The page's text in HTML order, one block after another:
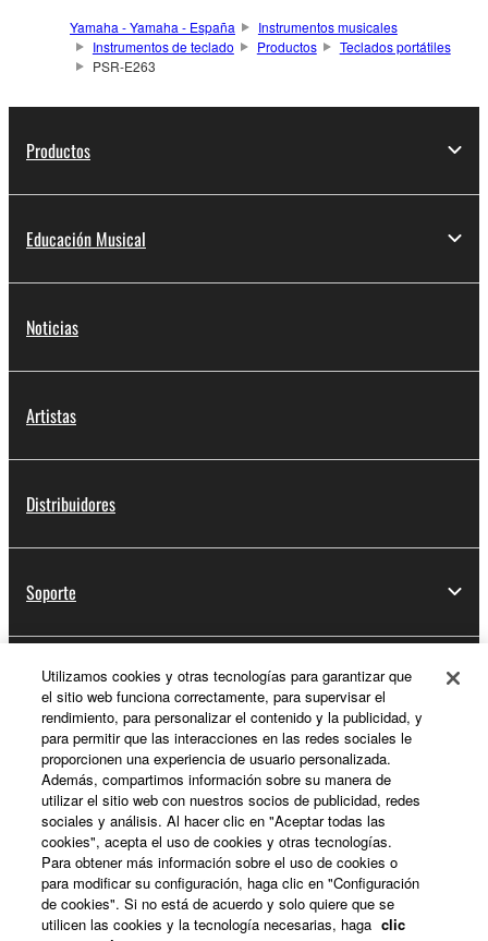
Yamaha - Yamaha - España
Instrumentos musicales
Instrumentos de teclado
Productos
Teclados portátiles
PSR-E263
Productos
Educación Musical
Noticias
Artistas
Distribuidores
Soporte
Registro de Yamaha Music ID
Acerca de Yamaha
España - Spanish
Empresa
Utilizamos cookies y otras tecnologías para garantizar que
el sitio web funciona correctamente, para supervisar el
rendimiento, para personalizar el contenido y la publicidad, y
para permitir que las interacciones en las redes sociales le
proporcionen una experiencia de usuario personalizada.
Además, compartimos información sobre su manera de
utilizar el sitio web con nuestros socios de publicidad, redes
sociales y análisis. Al hacer clic en "Aceptar todas las
cookies", acepta el uso de cookies y otras tecnologías.
Para obtener más información sobre el uso de cookies o
para modificar su configuración, haga clic en "Configuración
de cookies". Si no está de acuerdo y solo quiere que se
utilicen las cookies y la tecnología necesarias, haga clic